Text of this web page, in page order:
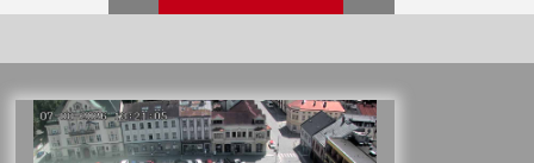
Veselí muzikanti
30. 7. 2026